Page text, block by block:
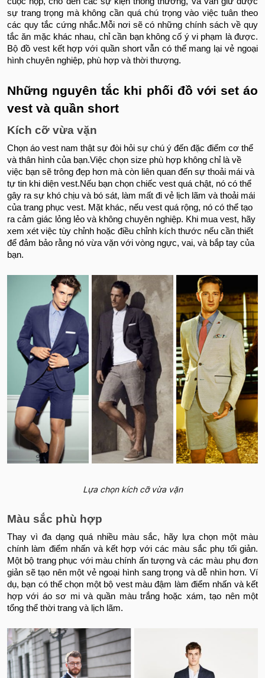
sự trang trọng mà không cần quá chú trọng vào việc tuân theo
các quy tắc cứng nhắc.Mỗi nơi sẽ có những chính sách về quy
tắc ăn mặc khác nhau, chỉ cần bạn không cố ý vi phạm là được.
Bộ đồ vest kết hợp với quần short vẫn có thể mang lại vẻ ngoại
hình chuyên nghiệp, phù hợp và thời thượng.
Những nguyên tắc khi phối đồ với set áo
vest và quần short
Kích cỡ vừa vặn
Chọn áo vest nam thật sự đòi hỏi sự chú ý đến đặc điểm cơ thể
và thân hình của bạn.Việc chọn size phù hợp không chỉ là về
việc bạn sẽ trông đẹp hơn mà còn liên quan đến sự thoải mái và
tự tin khi diện vest.Nếu bạn chọn chiếc vest quá chật, nó có thể
gây ra sự khó chịu và bó sát, làm mất đi vẻ lịch lãm và thoải mái
của trang phục vest. Mặt khác, nếu vest quá rộng, nó có thể tạo
ra cảm giác lỏng lẻo và không chuyên nghiệp. Khi mua vest, hãy
xem xét việc tùy chỉnh hoặc điều chỉnh kích thước nếu cần thiết
để đảm bảo rằng nó vừa vặn với vòng ngực, vai, và bắp tay của
bạn.
Lựa chọn kích cỡ vừa vặn
Màu sắc phù hợp
Thay vì đa dạng quá nhiều màu sắc, hãy lựa chọn một màu
chính làm điểm nhấn và kết hợp với các màu sắc phụ tối giản.
Một bộ trang phục với màu chính ấn tượng và các màu phụ đơn
giản sẽ tạo nên một vẻ ngoại hình sang trọng và dễ nhìn hơn. Ví
dụ, bạn có thể chọn một bộ vest màu đậm làm điểm nhấn và kết
hợp với áo sơ mi và quần màu trắng hoặc xám, tạo nên một
tổng thể thời trang và lịch lãm.